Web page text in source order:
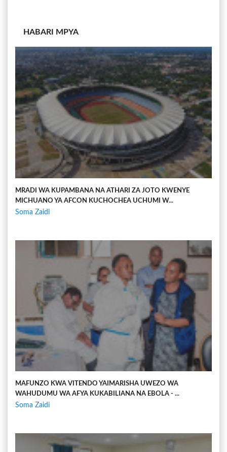
HABARI MPYA
MRADI WA KUPAMBANA NA ATHARI ZA JOTO KWENYE
MICHUANO YA AFCON KUCHOCHEA UCHUMI W...
Soma Zaidi
MAFUNZO KWA VITENDO YAIMARISHA UWEZO WA
WAHUDUMU WA AFYA KUKABILIANA NA EBOLA - ...
Soma Zaidi